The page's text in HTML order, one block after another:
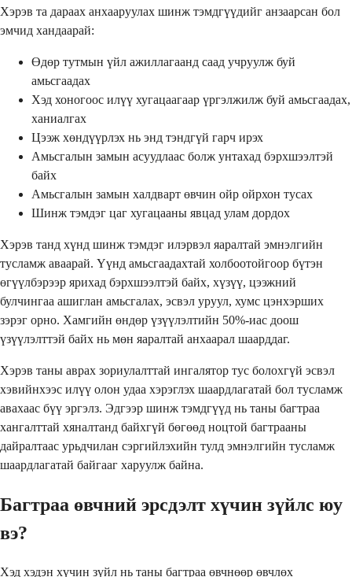
Хэрэв та дараах анхааруулах шинж тэмдгүүдийг анзаарсан бол
эмчид хандаарай:
Өдөр тутмын үйл ажиллагаанд саад учруулж буй
амьсгаадах
Хэд хоногоос илүү хугацаагаар үргэлжилж буй амьсгаадах,
ханиалгах
Цээж хөндүүрлэх нь энд тэндгүй гарч ирэх
Амьсгалын замын асуудлаас болж унтахад бэрхшээлтэй
байх
Амьсгалын замын халдварт өвчин ойр ойрхон тусах
Шинж тэмдэг цаг хугацааны явцад улам дордох
Хэрэв танд хүнд шинж тэмдэг илэрвэл яаралтай эмнэлгийн
тусламж аваарай. Үүнд амьсгаадахтай холбоотойгоор бүтэн
өгүүлбэрээр ярихад бэрхшээлтэй байх, хүзүү, цээжний
булчингаа ашиглан амьсгалах, эсвэл уруул, хумс цэнхэрших
зэрэг орно. Хамгийн өндөр үзүүлэлтийн 50%-иас доош
үзүүлэлттэй байх нь мөн яаралтай анхаарал шаарддаг.
Хэрэв таны аврах зориулалттай ингалятор тус болохгүй эсвэл
хэвийнхээс илүү олон удаа хэрэглэх шаардлагатай бол тусламж
авахаас бүү эргэлз. Эдгээр шинж тэмдгүүд нь таны багтраа
хангалттай хяналтанд байхгүй бөгөөд ноцтой багтрааны
дайралтаас урьдчилан сэргийлэхийн тулд эмнэлгийн тусламж
шаардлагатай байгааг харуулж байна.
Багтраа өвчний эрсдэлт хүчин зүйлс юу
вэ?
Хэд хэдэн хүчин зүйл нь таны багтраа өвчнөөр өвчлөх